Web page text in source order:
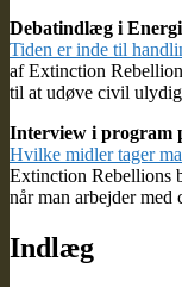
Debatindlæg i
Tiden er inde til
af Extinction
til at udøve civil
Interview i program
Hvilke midler tager
Extinction Rebellions
når man arbejder
Indlæg